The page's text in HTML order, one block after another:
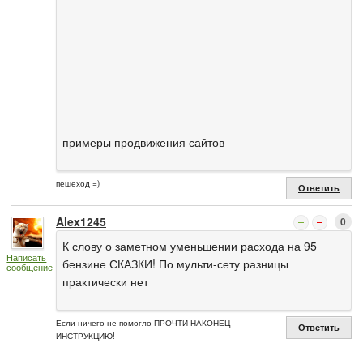
примеры продвижения сайтов
пешеход =) Ответить
Написать
сообщение
Alex1245 0
К слову о заметном уменьшении расхода на 95
бензине СКАЗКИ! По мульти-сету разницы
практически нет
Если ничего не помогло ПРОЧТИ НАКОНЕЦ
ИНСТРУКЦИЮ!
Ответить